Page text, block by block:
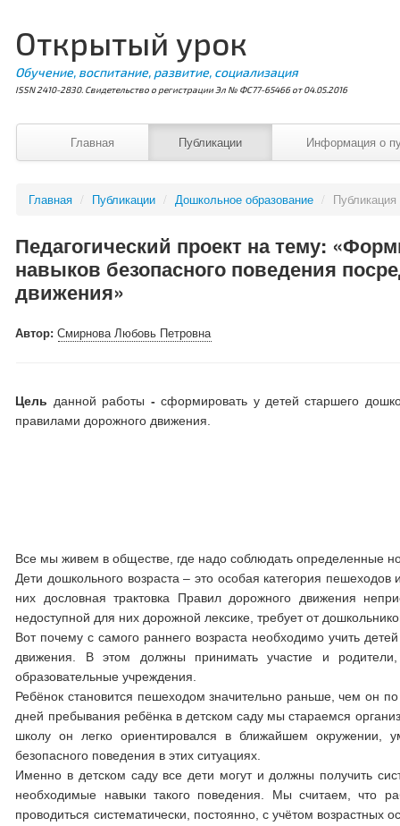
Открытый урок
Обучение, воспитание, развитие, социализация
ISSN 2410-2830. Свидетельство о регистрации Эл № ФС77-65466 от 04.05.2016
Главная Публикации Информация о
Главная / Публикации / Дошкольное образование /
Педагогический проект на тему:
навыков безопасного поведения
движения»
Автор:Смирнова Любовь Петровна
Цель данной работы - сформировать у детей старшего
правилами дорожного движения.
Все мы живем в обществе, где надо соблюдать определенные
Дети дошкольного возраста – это особая категория
них дословная трактовка Правил дорожного движения
недоступной для них дорожной лексике, требует от
Вот почему с самого раннего возраста необходимо учить
движения. В этом должны принимать участие и
образовательные учреждения.
Ребёнок становится пешеходом значительно раньше, чем он
дней пребывания ребёнка в детском саду мы стараемся
школу он легко ориентировался в ближайшем окружении,
безопасного поведения в этих ситуациях.
Именно в детском саду все дети могут и должны получить
необходимые навыки такого поведения. Мы считаем, что
проводиться систематически, постоянно, с учётом